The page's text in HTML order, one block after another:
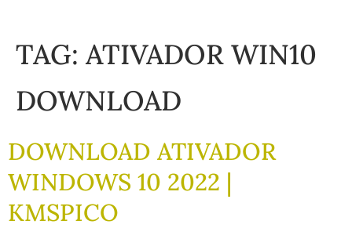
TAG: ATIVADOR WIN10
DOWNLOAD
DOWNLOAD ATIVADOR
WINDOWS 10 2022 |
KMSPICO